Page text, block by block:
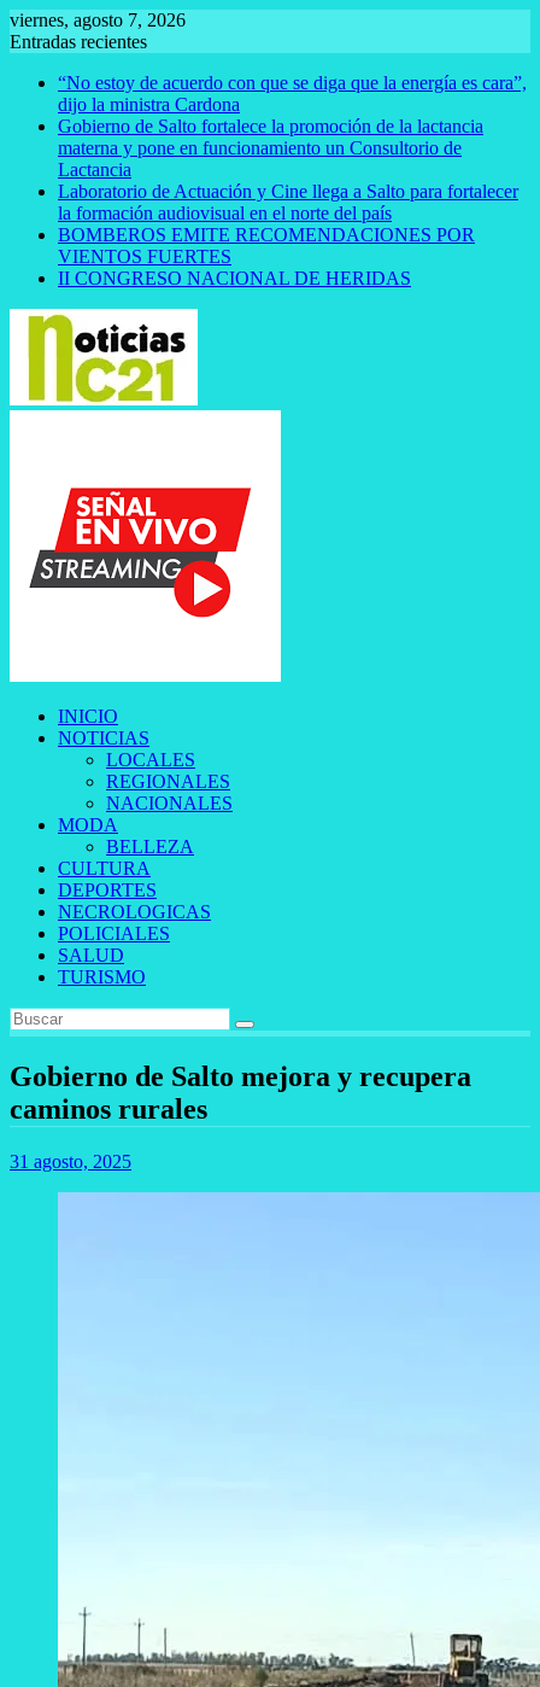
Saltar
al
viernes, agosto 7, 2026
Entradas recientes
“No estoy de acuerdo con que se diga que la energía es cara”,
dijo la ministra Cardona
Gobierno de Salto fortalece la promoción de la lactancia
materna y pone en funcionamiento un Consultorio de
Lactancia
Laboratorio de Actuación y Cine llega a Salto para fortalecer
la formación audiovisual en el norte del país
BOMBEROS EMITE RECOMENDACIONES POR
VIENTOS FUERTES
II CONGRESO NACIONAL DE HERIDAS
INICIO
NOTICIAS
LOCALES
REGIONALES
NACIONALES
MODA
BELLEZA
CULTURA
DEPORTES
NECROLOGICAS
POLICIALES
SALUD
TURISMO
Gobierno de Salto mejora y recupera
caminos rurales
31 agosto, 2025